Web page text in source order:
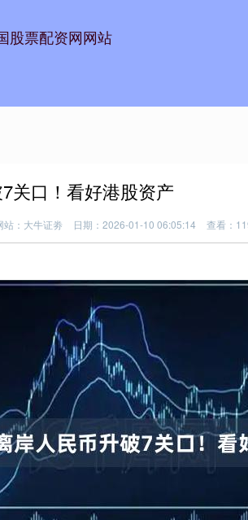
股票配资网网站
关口！看好港股资产
站：大牛证劵 日期：2026-01-10 06:05:14 查看：